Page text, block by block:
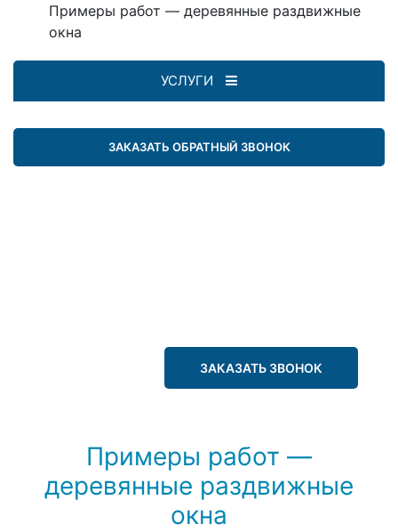
Примеры работ — деревянные раздвижные
окна
УСЛУГИ
ЗАКАЗАТЬ ОБРАТНЫЙ ЗВОНОК
ЗАКАЗАТЬ ЗВОНОК
Примеры работ —
деревянные раздвижные
окна